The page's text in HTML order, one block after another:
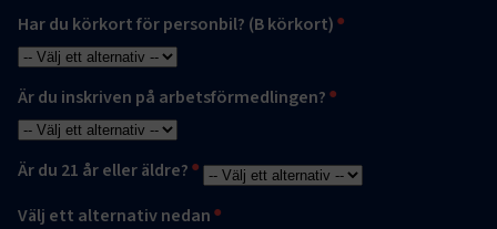
Har du körkort för personbil? (B körkort)
Är du inskriven på arbetsförmedlingen?
Är du 21 år eller äldre?
Välj ett alternativ nedan